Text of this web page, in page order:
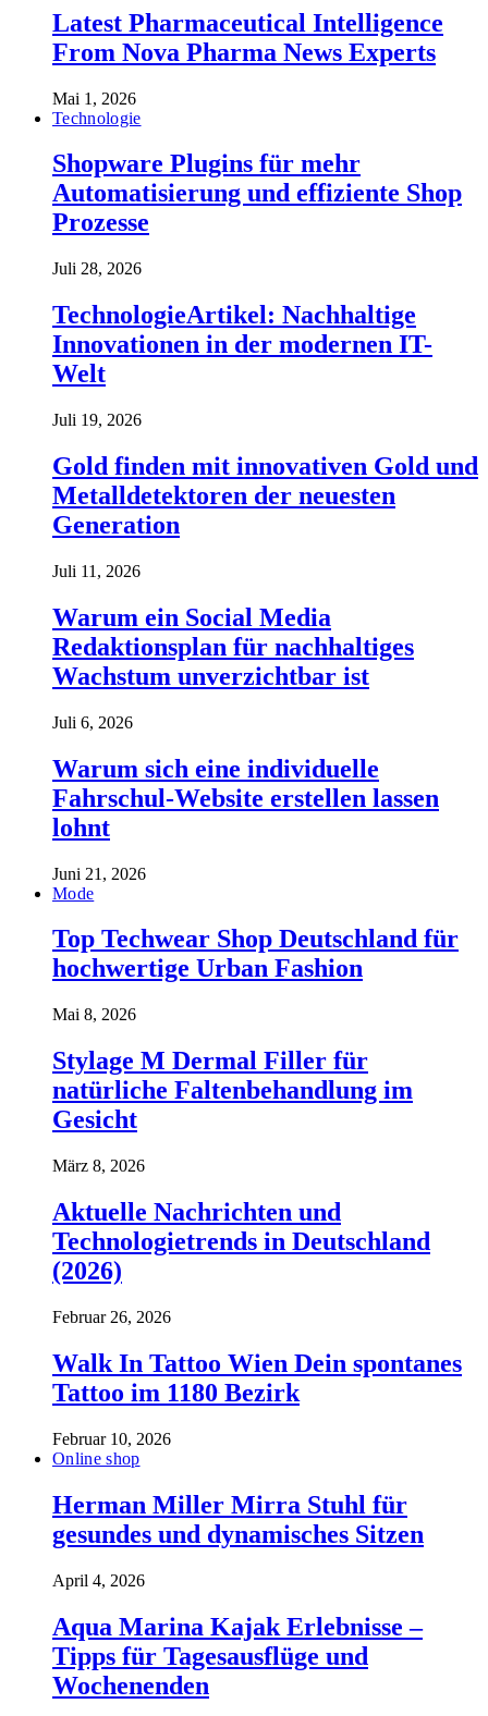
Latest Pharmaceutical Intelligence
From Nova Pharma News Experts
Mai 1, 2026
Technologie
Shopware Plugins für mehr
Automatisierung und effiziente Shop
Prozesse
Juli 28, 2026
TechnologieArtikel: Nachhaltige
Innovationen in der modernen IT-
Welt
Juli 19, 2026
Gold finden mit innovativen Gold und
Metalldetektoren der neuesten
Generation
Juli 11, 2026
Warum ein Social Media
Redaktionsplan für nachhaltiges
Wachstum unverzichtbar ist
Juli 6, 2026
Warum sich eine individuelle
Fahrschul-Website erstellen lassen
lohnt
Juni 21, 2026
Mode
Top Techwear Shop Deutschland für
hochwertige Urban Fashion
Mai 8, 2026
Stylage M Dermal Filler für
natürliche Faltenbehandlung im
Gesicht
März 8, 2026
Aktuelle Nachrichten und
Technologietrends in Deutschland
(2026)
Februar 26, 2026
Walk In Tattoo Wien Dein spontanes
Tattoo im 1180 Bezirk
Februar 10, 2026
Online shop
Herman Miller Mirra Stuhl für
gesundes und dynamisches Sitzen
April 4, 2026
Aqua Marina Kajak Erlebnisse –
Tipps für Tagesausflüge und
Wochenenden